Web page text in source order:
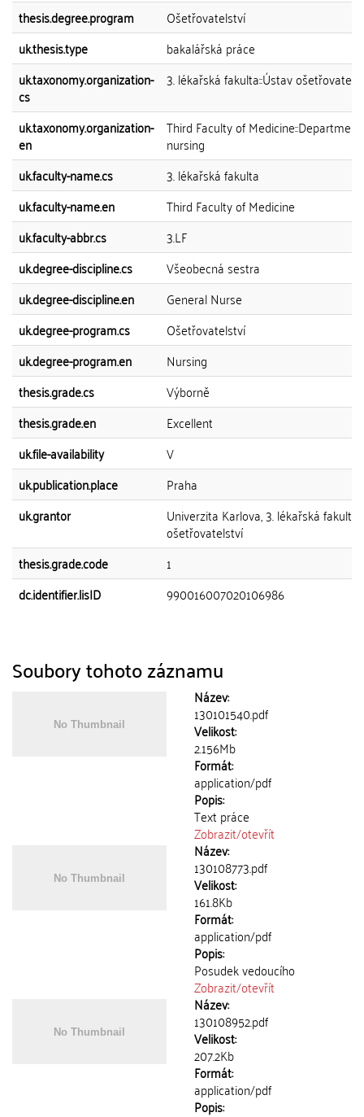
thesis.degree.program
Ošetřovatelství
uk.thesis.type
bakalářská práce
uk.taxonomy.organization-
cs
3. lékařská fakulta::Ústav
uk.taxonomy.organization-
en
Third Faculty of
nursing
uk.faculty-name.cs
3. lékařská fakulta
uk.faculty-name.en
Third Faculty of Medicine
uk.faculty-abbr.cs
3.LF
uk.degree-discipline.cs
Všeobecná sestra
uk.degree-discipline.en
General Nurse
uk.degree-program.cs
Ošetřovatelství
uk.degree-program.en
Nursing
thesis.grade.cs
Výborně
thesis.grade.en
Excellent
uk.file-availability
V
uk.publication.place
Praha
uk.grantor
Univerzita Karlova, 3. lékařská
ošetřovatelství
thesis.grade.code
1
dc.identifier.lisID
990016007020106986
Soubory tohoto záznamu
Název:
130101540.pdf
Velikost:
2.156Mb
Formát:
application/pdf
Popis:
Text práce
Zobrazit/otevřít
Název:
130108773.pdf
Velikost:
161.8Kb
Formát:
application/pdf
Popis:
Posudek vedoucího
Zobrazit/otevřít
Název:
130108952.pdf
Velikost:
207.2Kb
Formát:
application/pdf
Popis: